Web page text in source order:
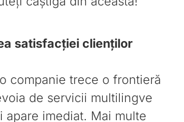
satisfacției clienților
companie trece o frontieră
de servicii multilingve
apare imediat. Mai multe